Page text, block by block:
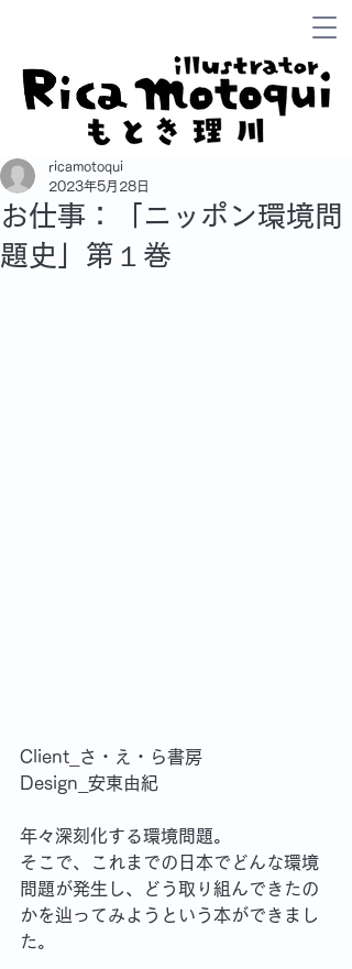
お仕事：「ニッポン環境問
題史」第１巻
ricamotoqui
2023年5月28日
Client_さ・え・ら書房
Design_安東由紀
年々深刻化する環境問題。
そこで、これまでの日本でどんな環境
問題が発生し、どう取り組んできたの
かを辿ってみようという本ができまし
た。